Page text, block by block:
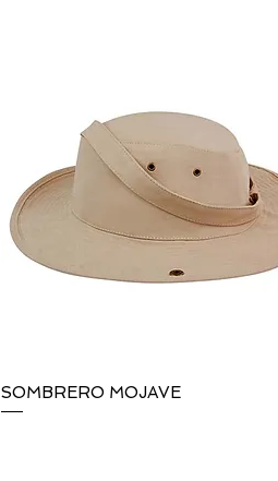
Vista rápida
SOMBRERO MOJAVE